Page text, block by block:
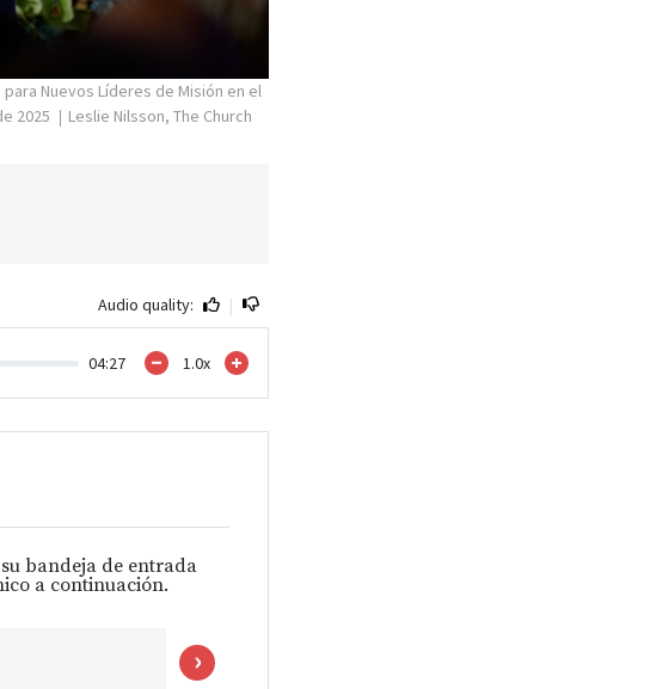
Nuevos Líderes de Misión en el
2025
Leslie Nilsson, The Church
Audio quality: |
04:27 1.0x
bandeja de entrada
a continuación.